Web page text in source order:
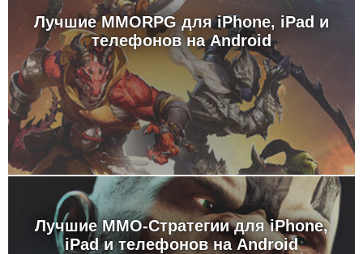
Лучшие MMORPG для iPhone, iPad и
телефонов на Android
Лучшие MMO-Стратегии для iPhone,
iPad и телефонов на Android